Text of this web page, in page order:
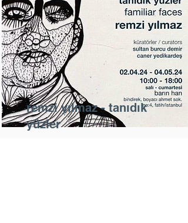
remzi yılmaz - tanıdık
yüzler